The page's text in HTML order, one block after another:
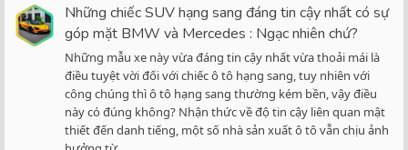
Những chiếc SUV hạng sang đáng tin cậy nhất có sự
góp mặt BMW và Mercedes : Ngạc nhiên chứ?
Những mẫu xe này vừa đáng tin cậy nhất vừa thoải mái là
điều tuyệt vời đối với chiếc ô tô hạng sang, tuy nhiên với
công chúng thì ô tô hạng sang thường kém bền, vậy điều
này có đúng không? Nhận thức về độ tin cậy liên quan mật
thiết đến danh tiếng, một số nhà sản xuất ô tô vẫn chịu ảnh